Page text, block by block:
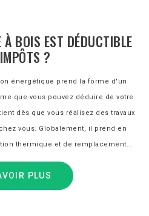
À BOIS EST DÉDUCTIBLE
?
énergétique prend la forme d'un
que vous pouvez déduire de votre
dès que vous réalisez des travaux
vous. Globalement, il prend en
thermique et de remplacement...
PLUS